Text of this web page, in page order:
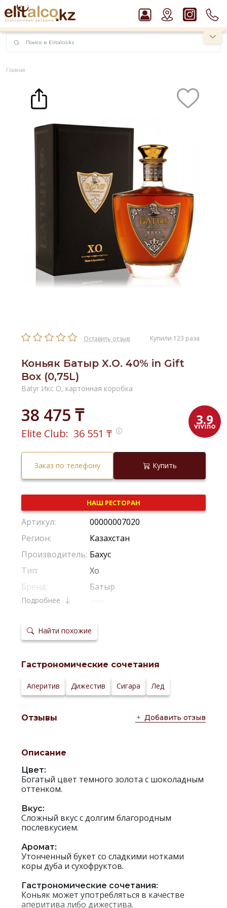
наименований!
instagram.com/rojo.kz
Рекомендуем
Пиво Guinness Draught 4,2% Can
Джин Gordon`s London Dry Gin 37,5%
Виски Talisker 10 YO Malt 45,8% in Box
Ром Captain Morgan White 37,5%
Главная
Оставить отзыв Купили 123 раза
Коньяк Батыр X.O. 40% in Gift
Box (0,75L)
Batyr Икс О, картонная коробка
38 475 ₸ 3.9
Elite Club: 36 551 ₸
Заказ по телефону Купить
НАШ РЕСТОРАН
Артикул:
00000007020
Регион:
Казахстан
Производитель: Бахус
Тип:
Xo
Бренд:
Батыр
Крепость:
Температура
сервировки:
20-22 °С
производителя:
Подробнее
Найти похожие
Гастрономические сочетания
Аперитив Дижестив Сигара Лед
Отзывы Добавить отзыв
Описание
Цвет:
Богатый цвет темного золота с шоколадным
оттенком.
Вкус:
Сложный вкус с долгим благородным
послевкусием.
Аромат:
Утонченный букет со сладкими нотками
коры дуба и сухофруктов.
Гастрономические сочетания:
Коньяк может употребляться в качестве
аперитива либо дижестива.